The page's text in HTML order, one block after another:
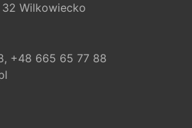
Wilkowiecko
+48 665 65 77 88